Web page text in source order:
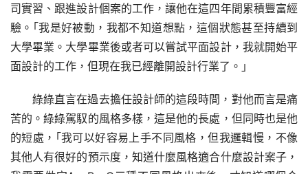
司實習、跟進設計個案的工作，讓他在這四年間累積豐富經
驗。｢我是好被動，我都不知道想點，這個狀態甚至持續到
大學畢業。大學畢業後或者可以嘗試平面設計，我就開始平
面設計的工作，但現在我已經離開設計行業了。｣
綠綠直言在過去擔任設計師的這段時間，對他而言是痛
苦的。綠綠駕馭的風格多樣，這是他的長處，但同時也是他
的短處，｢我可以好容易上手不同風格，但我邏輯慢，不像
其他人有很好的預示度，知道什麼風格適合什麼設計案子，